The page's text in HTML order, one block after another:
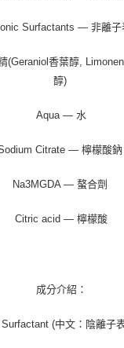
Surfactants — 非離子
(Geraniol香葉醇,
醇)
Aqua — 水
Citrate — 檸檬酸鈉
Na3MGDA — 螯合劑
Citric acid — 檸檬酸
成分介紹：
(中文：陰離子